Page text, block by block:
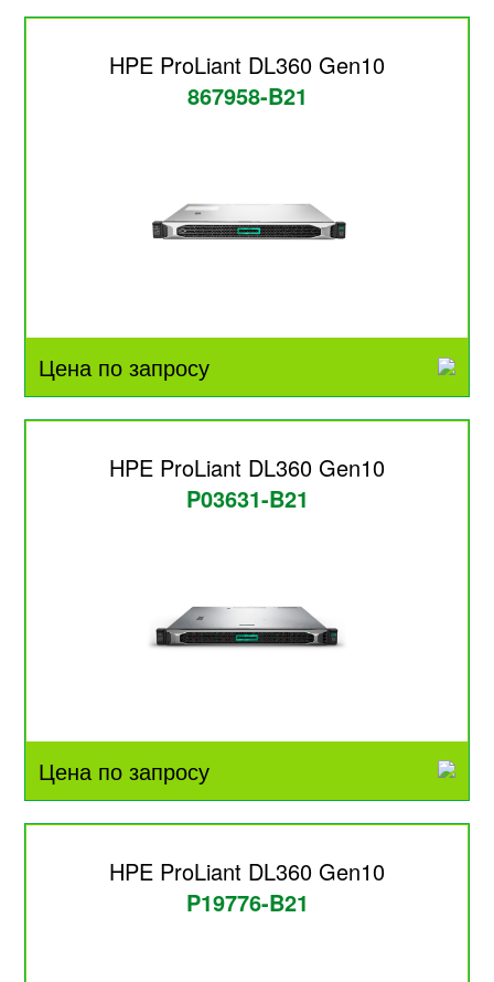
HPE ProLiant DL360 Gen10
867958-B21
Цена по запросу
HPE ProLiant DL360 Gen10
P03631-B21
Цена по запросу
HPE ProLiant DL360 Gen10
P19776-B21